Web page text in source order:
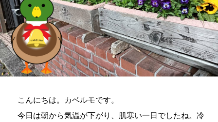
こんにちは。カベルモです。
今日は朝から気温が下がり、肌寒い一日でしたね。冷